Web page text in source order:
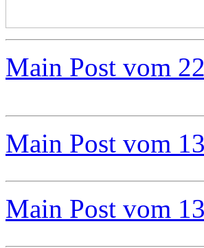
Main Post vom
Main Post vom
Main Post vom